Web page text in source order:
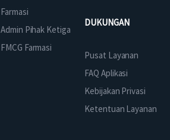
Farmasi
Admin Pihak Ketiga
FMCG Farmasi
DUKUNGAN
Pusat Layanan
FAQ Aplikasi
Kebijakan Privasi
Ketentuan Layanan